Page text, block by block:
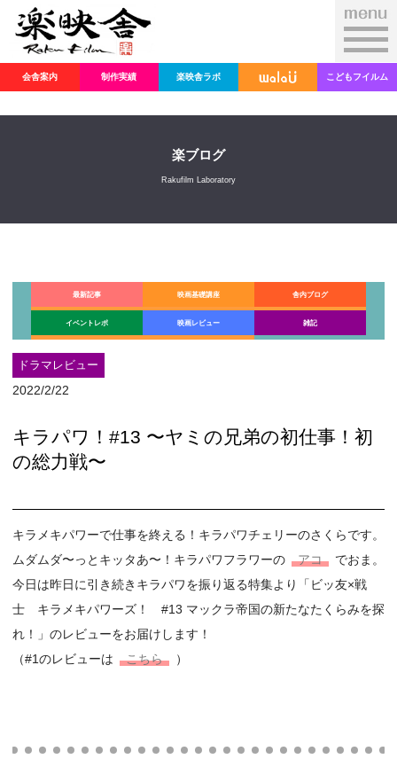
会舎案内 制作実績 楽映舎ラボ こどもフイルム
楽ブログ
Rakufilm Laboratory
最新記事 映画基礎講座 舎内ブログ
イベントレポ 映画レビュー 雑記
ドラマレビュー
2022/2/22
キラパワ！#13 〜ヤミの兄弟の初仕事！初
の総力戦〜
キラメキパワーで仕事を終える！キラパワチェリーのさくらです。
ムダムダ〜っとキッタあ〜！キラパワフラワーの
アコ
でおま。
今日は昨日に引き続きキラパワを振り返る特集より「ビッ友×戦
士 キラメキパワーズ！ #13 マックラ帝国の新たなたくらみを探
れ！」のレビューをお届けします！
（#1のレビューは
こちら ）